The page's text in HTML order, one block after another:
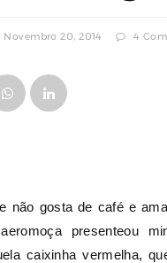
Novembro 20, 2014 4
não gosta de café e
presenteou
caixinha vermelha,